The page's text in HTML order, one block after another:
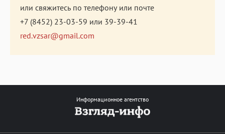
или свяжитесь по телефону или почте
+7 (8452) 23-03-59 или 39-39-41
red.vzsar@gmail.com
Информационное агентство